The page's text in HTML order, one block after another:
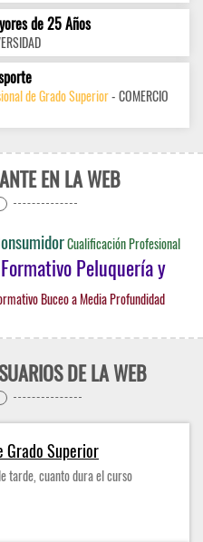
de 25 Años
de Grado Superior- COMERCIO
EN LA WEB
Cualificación Profesional
Peluquería y
Buceo a Media Profundidad
DE LA WEB
Grado Superior
tarde, cuanto dura el curso